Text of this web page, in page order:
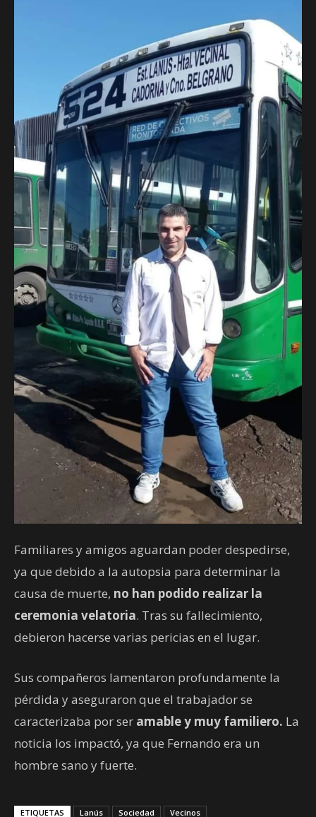
Familiares y amigos aguardan poder despedirse,
ya que debido a la autopsia para determinar la
causa de muerte, no han podido realizar la
ceremonia velatoria. Tras su fallecimiento,
debieron hacerse varias pericias en el lugar.
Sus compañeros lamentaron profundamente la
pérdida y aseguraron que el trabajador se
caracterizaba por ser amable y muy familiero. La
noticia los impactó, ya que Fernando era un
hombre sano y fuerte.
ETIQUETAS Lanús Sociedad Vecinos